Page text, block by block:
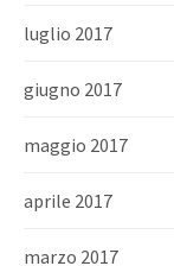
luglio 2017
giugno 2017
maggio 2017
aprile 2017
marzo 2017